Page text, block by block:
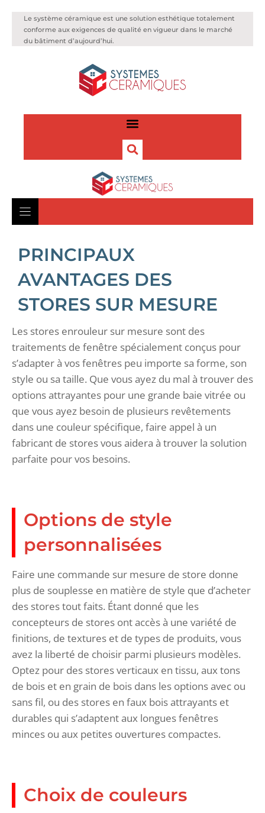
Le système céramique est une solution esthétique totalement
conforme aux exigences de qualité en vigueur dans le marché
du bâtiment d’aujourd’hui.
PRINCIPAUX
AVANTAGES DES
STORES SUR MESURE
Les stores enrouleur sur mesure sont des
traitements de fenêtre spécialement conçus pour
s’adapter à vos fenêtres peu importe sa forme, son
style ou sa taille. Que vous ayez du mal à trouver des
options attrayantes pour une grande baie vitrée ou
que vous ayez besoin de plusieurs revêtements
dans une couleur spécifique, faire appel à un
fabricant de stores vous aidera à trouver la solution
parfaite pour vos besoins.
Options de style
personnalisées
Faire une commande sur mesure de store donne
plus de souplesse en matière de style que d’acheter
des stores tout faits. Étant donné que les
concepteurs de stores ont accès à une variété de
finitions, de textures et de types de produits, vous
avez la liberté de choisir parmi plusieurs modèles.
Optez pour des stores verticaux en tissu, aux tons
de bois et en grain de bois dans les options avec ou
sans fil, ou des stores en faux bois attrayants et
durables qui s’adaptent aux longues fenêtres
minces ou aux petites ouvertures compactes.
Choix de couleurs